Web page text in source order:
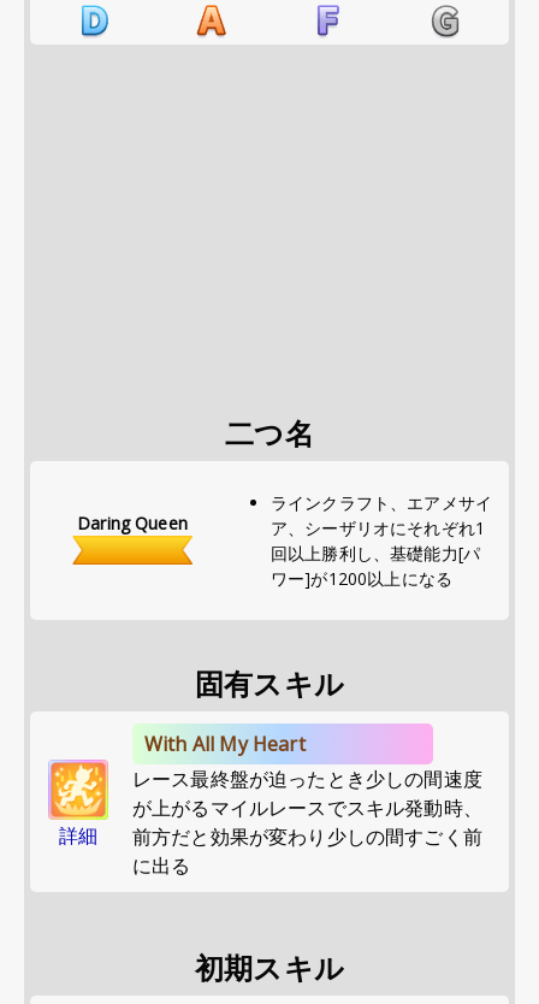
二つ名
Daring Queen
ラインクラフト、エアメサイ
ア、シーザリオにそれぞれ1
回以上勝利し、基礎能力[パ
ワー]が1200以上になる
固有スキル
詳細
With All My Heart
レース最終盤が迫ったとき少しの間速度
が上がるマイルレースでスキル発動時、
前方だと効果が変わり少しの間すごく前
に出る
初期スキル